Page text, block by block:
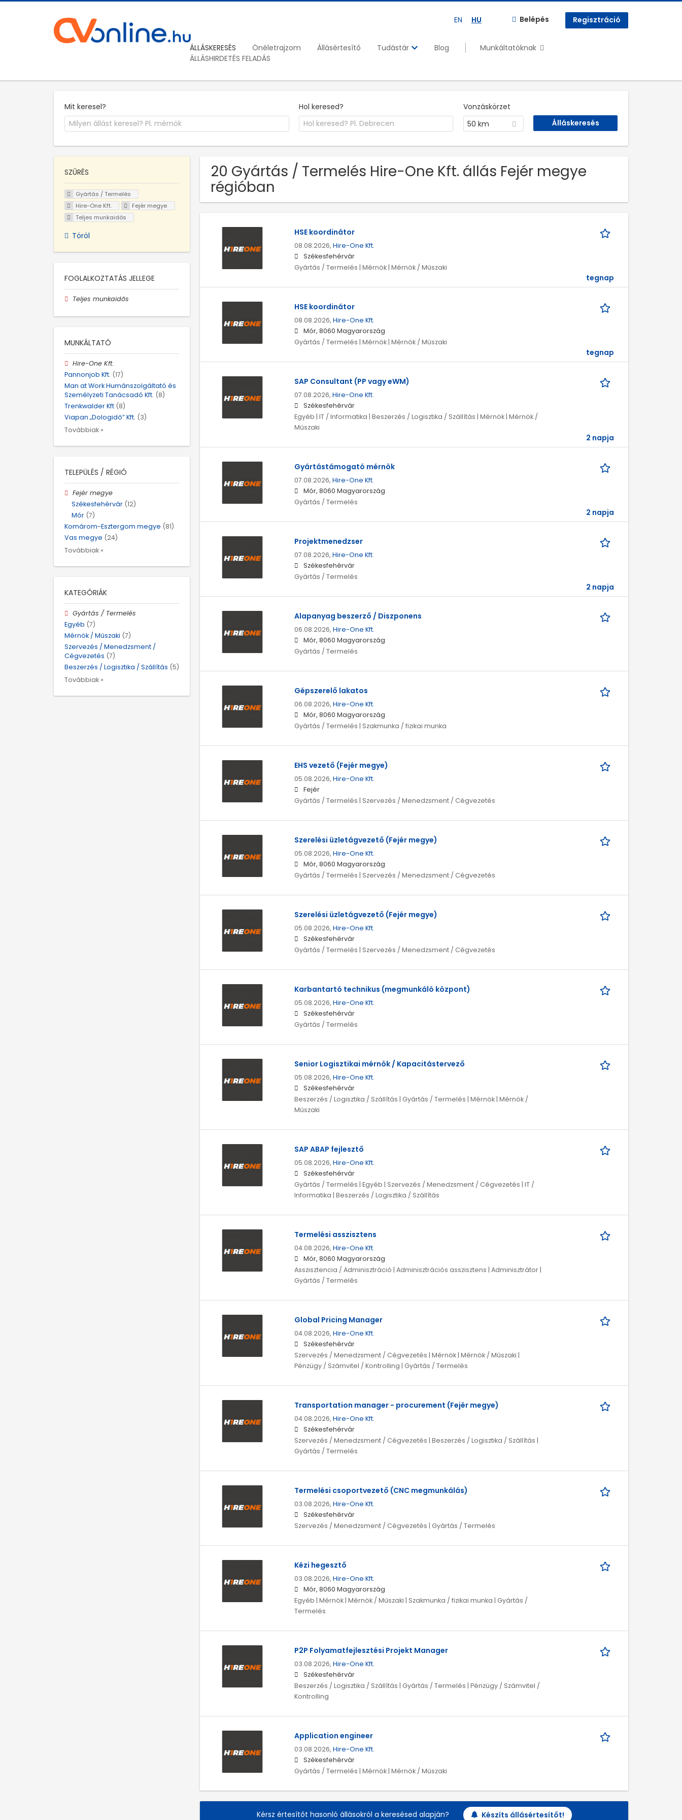
EN HU Belépés Regisztráció
ÁLLÁSKERESÉS Önéletrajzom Állásértesítő Tudástár Blog
Munkáltatóknak
ÁLLÁSHIRDETÉS FELADÁS
Mit keresel? Hol keresed?
Vonzáskörzet
50 km
20 Gyártás / Termelés Hire-One Kft. állás Fejér megye
régióban
HSE koordinátor
08.08.2026, Hire-One Kft.
Székesfehérvár
Gyártás / Termelés | Mérnök | Mérnök / Műszaki
tegnap
HSE koordinátor
08.08.2026, Hire-One Kft.
Mór, 8060 Magyarország
Gyártás / Termelés | Mérnök | Mérnök / Műszaki
tegnap
SAP Consultant (PP vagy eWM)
07.08.2026, Hire-One Kft.
Székesfehérvár
Egyéb | IT / Informatika | Beszerzés / Logisztika / Szállítás | Mérnök | Mérnök /
Műszaki
2 napja
Gyártástámogató mérnök
07.08.2026, Hire-One Kft.
Mór, 8060 Magyarország
Gyártás / Termelés
2 napja
Projektmenedzser
07.08.2026, Hire-One Kft.
Székesfehérvár
Gyártás / Termelés
2 napja
Alapanyag beszerző / Diszponens
06.08.2026, Hire-One Kft.
Mór, 8060 Magyarország
Gyártás / Termelés
Gépszerelő lakatos
06.08.2026, Hire-One Kft.
Mór, 8060 Magyarország
Gyártás / Termelés | Szakmunka / fizikai munka
EHS vezető (Fejér megye)
05.08.2026, Hire-One Kft.
Fejér
Gyártás / Termelés | Szervezés / Menedzsment / Cégvezetés
Szerelési üzletágvezető (Fejér megye)
05.08.2026, Hire-One Kft.
Mór, 8060 Magyarország
Gyártás / Termelés | Szervezés / Menedzsment / Cégvezetés
Szerelési üzletágvezető (Fejér megye)
05.08.2026, Hire-One Kft.
Székesfehérvár
Gyártás / Termelés | Szervezés / Menedzsment / Cégvezetés
Karbantartó technikus (megmunkáló központ)
05.08.2026, Hire-One Kft.
Székesfehérvár
Gyártás / Termelés
Senior Logisztikai mérnök / Kapacitástervező
05.08.2026, Hire-One Kft.
Székesfehérvár
Beszerzés / Logisztika / Szállítás | Gyártás / Termelés | Mérnök | Mérnök /
Műszaki
SAP ABAP fejlesztő
05.08.2026, Hire-One Kft.
Székesfehérvár
Gyártás / Termelés | Egyéb | Szervezés / Menedzsment / Cégvezetés | IT /
Informatika | Beszerzés / Logisztika / Szállítás
Termelési asszisztens
04.08.2026, Hire-One Kft.
Mór, 8060 Magyarország
Asszisztencia / Adminisztráció | Adminisztrációs asszisztens | Adminisztrátor |
Gyártás / Termelés
Global Pricing Manager
04.08.2026, Hire-One Kft.
Székesfehérvár
Szervezés / Menedzsment / Cégvezetés | Mérnök | Mérnök / Műszaki |
Pénzügy / Számvitel / Kontrolling | Gyártás / Termelés
Transportation manager - procurement (Fejér megye)
04.08.2026, Hire-One Kft.
Székesfehérvár
Szervezés / Menedzsment / Cégvezetés | Beszerzés / Logisztika / Szállítás |
Gyártás / Termelés
Termelési csoportvezető (CNC megmunkálás)
03.08.2026, Hire-One Kft.
Székesfehérvár
Szervezés / Menedzsment / Cégvezetés | Gyártás / Termelés
Kézi hegesztő
03.08.2026, Hire-One Kft.
Mór, 8060 Magyarország
Egyéb | Mérnök | Mérnök / Műszaki | Szakmunka / fizikai munka | Gyártás /
Termelés
P2P Folyamatfejlesztési Projekt Manager
03.08.2026, Hire-One Kft.
Székesfehérvár
Beszerzés / Logisztika / Szállítás | Gyártás / Termelés | Pénzügy / Számvitel /
Kontrolling
Application engineer
03.08.2026, Hire-One Kft.
Székesfehérvár
Gyártás / Termelés | Mérnök | Mérnök / Műszaki
Kérsz értesítőt hasonló állásokról a keresésed alapján? Készíts állásértesítőt!
SZŰRÉS
Gyártás / Termelés
Hire-One Kft.
Fejér megye
Teljes munkaidős
Töröl
FOGLALKOZTATÁS JELLEGE
Teljes munkaidős
MUNKÁLTATÓ
Hire-One Kft.
Pannonjob Kft. (17)
Man at Work Humánszolgáltató és
Személyzeti Tanácsadó Kft. (8)
Trenkwalder Kft (8)
Viapan „Dologidő” Kft. (3)
Továbbiak »
TELEPÜLÉS / RÉGIÓ
Fejér megye
Székesfehérvár (12)
Mór (7)
Komárom-Esztergom megye (81)
Vas megye (24)
Továbbiak »
KATEGÓRIÁK
Gyártás / Termelés
Egyéb (7)
Mérnök / Műszaki (7)
Szervezés / Menedzsment /
Cégvezetés (7)
Beszerzés / Logisztika / Szállítás (5)
Továbbiak »